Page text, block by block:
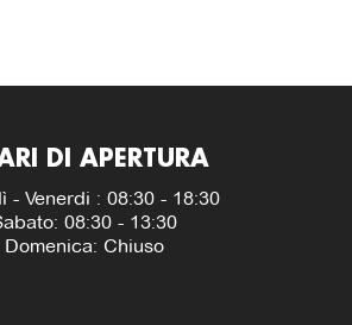
DI APERTURA
- Venerdi : 08:30 - 18:30
08:30 - 13:30
Domenica: Chiuso